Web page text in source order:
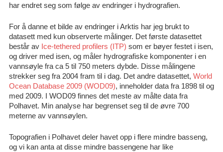
har endret seg som følge av endringer i hydrografien.
For å danne et bilde av endringer i Arktis har jeg brukt to
datasett med kun observerte målinger. Det første datasettet
består av Ice-tethered profilers (ITP) som er bøyer festet i isen,
og driver med isen, og måler hydrografiske komponenter i en
vannsøyle fra ca 5 til 750 meters dybde. Disse målingene
strekker seg fra 2004 fram til i dag. Det andre datasettet, World
Ocean Database 2009 (WOD09), inneholder data fra 1898 til og
med 2009. I WOD09 finnes det meste av målte data fra
Polhavet. Min analyse har begrenset seg til de øvre 700
meterne av vannsøylen.
Topografien i Polhavet deler havet opp i flere mindre basseng,
og vi kan anta at disse mindre bassengene har like